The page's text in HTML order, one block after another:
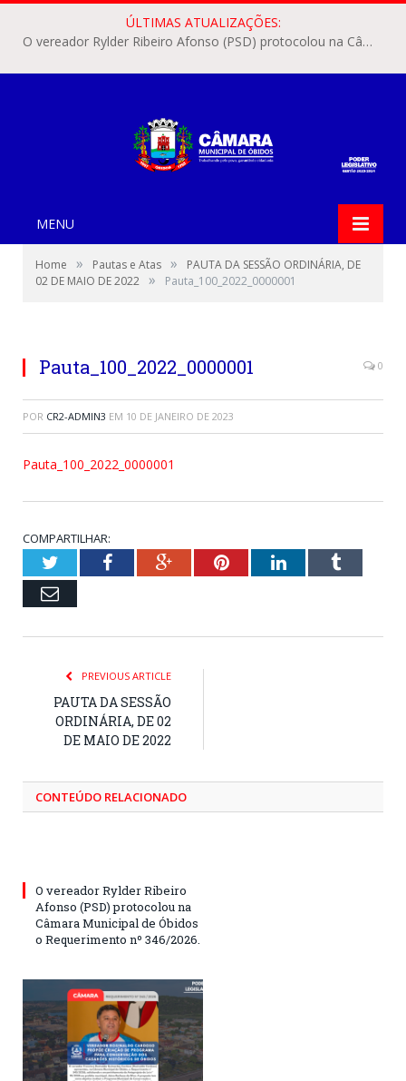
ÚLTIMAS ATUALIZAÇÕES:
O vereador Rylder Ribeiro Afonso (PSD) protocolou na Câmara Municipal de Óbidos o Requerimento nº 346/2026.
MENU
Home » Pautas e Atas »
PAUTA DA SESSÃO ORDINÁRIA, DE
02 DE MAIO DE 2022 » Pauta_100_2022_0000001
Pauta_100_2022_0000001 0
POR CR2-ADMIN3 EM 10 DE JANEIRO DE 2023
Pauta_100_2022_0000001
COMPARTILHAR:
TwitterFacebookGoogle+PinterestLinkedInTumblr
Email
PREVIOUS ARTICLE
PAUTA DA SESSÃO
ORDINÁRIA, DE 02
DE MAIO DE 2022
CONTEÚDO RELACIONADO
O vereador Rylder Ribeiro
Afonso (PSD) protocolou na
Câmara Municipal de Óbidos
o Requerimento nº 346/2026.